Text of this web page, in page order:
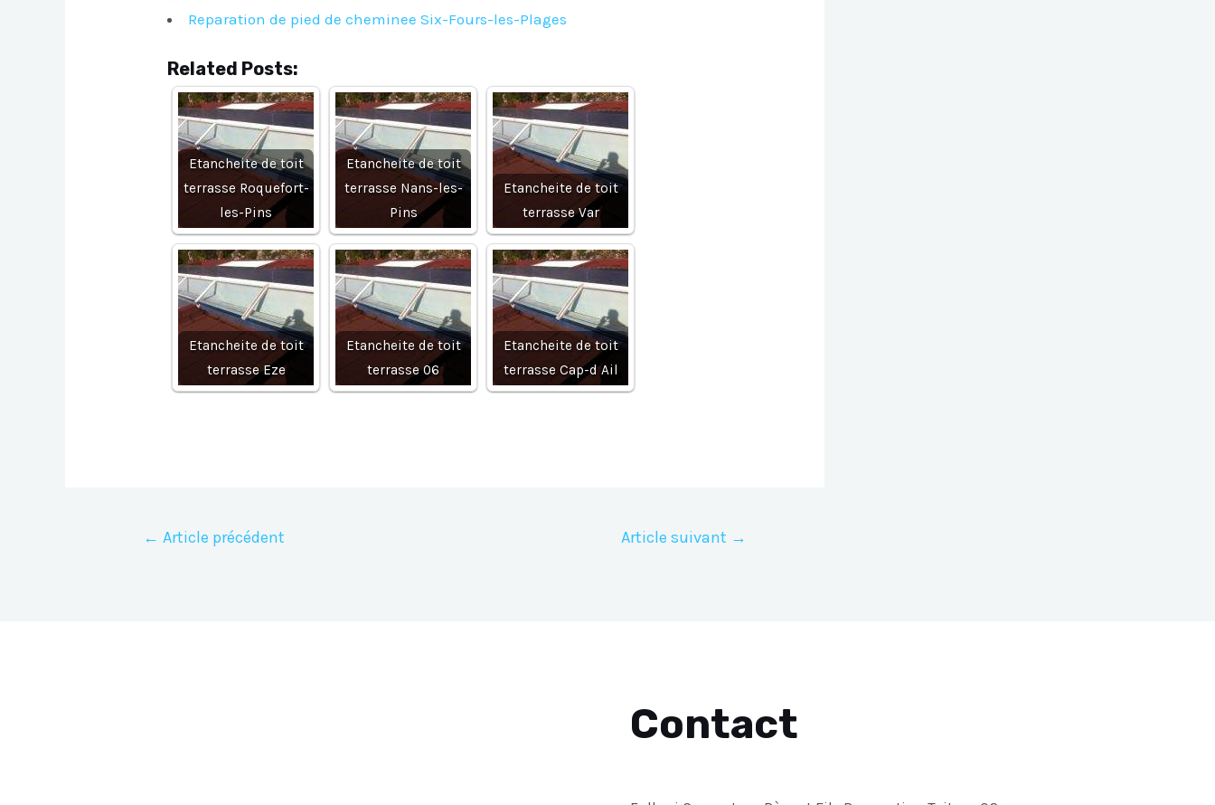
Reparation de pied de cheminee Six-Fours-les-Plages
Related Posts:
Etancheite de toit
terrasse Roquefort-
les-Pins
Etancheite de toit
terrasse Nans-les-
Pins
Etancheite de toit
terrasse Var
Etancheite de toit
terrasse Eze
Etancheite de toit
terrasse 06
Etancheite de toit
terrasse Cap-d Ail
Navigation
← Article précédent Article suivant →
Contact